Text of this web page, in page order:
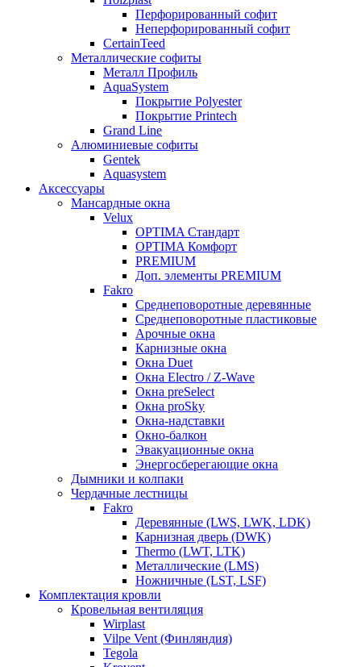
Перфорированный софит
Неперфорированный софит
CertainTeed
Металлические софиты
Металл Профиль
AquaSystem
Покрытие Polyester
Покрытие Printech
Grand Line
Алюминиевые софиты
Gentek
Aquasystem
Аксессуары
Мансардные окна
Velux
OPTIMA Стандарт
OPTIMA Комфорт
PREMIUM
Доп. элементы PREMIUM
Fakro
Cреднеповоротные деревянные
Cреднеповоротные пластиковые
Арочные окна
Карнизные окна
Окна Duet
Окна Electro / Z-Wave
Окна preSelect
Окна proSky
Окна-надставки
Окно-балкон
Эвакуационные окна
Энергосберегающие окна
Дымники и колпаки
Чердачные лестницы
Fakro
Деревянные (LWS, LWK, LDK)
Карнизная дверь (DWK)
Thermo (LWT, LTK)
Металлические (LMS)
Ножничные (LST, LSF)
Комплектация кровли
Кровельная вентиляция
Wirplast
Vilpe Vent (Финляндия)
Tegola